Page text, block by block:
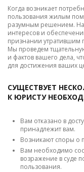
Когда возникает
пользования жилым
разумным решением.
интересов и
признании
Мы проведем
и фактов вашего дела,
для достижения ваших
СУЩЕСТВУЕТ
К ЮРИСТУ
Вам отказано в
принадлежит вам.
Возникают споры о
Вам необходимо
возражение в суде
пользования.